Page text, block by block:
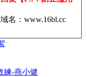
名：www.16bl.cc
練-燕小健